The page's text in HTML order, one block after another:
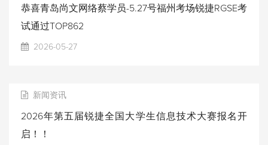
恭喜青岛尚文网络蔡学员-5.27号福州考场锐捷RGSE考
试通过TOP862
2026-05-27
新闻资讯
2026年第五届锐捷全国大学生信息技术大赛报名开
启！！